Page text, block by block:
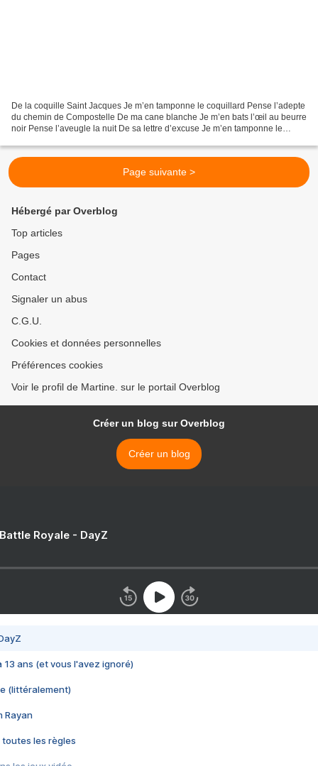
De la coquille Saint Jacques Je m’en tamponne le coquillard Pense l’adepte
du chemin de Compostelle De ma cane blanche Je m’en bats l’œil au beurre
noir Pense l’aveugle la nuit De sa lettre d’excuse Je m’en tamponne le
Page suivante >
Hébergé par Overblog
Top articles
Pages
Contact
Signaler un abus
C.G.U.
Cookies et données personnelles
Préférences cookies
Voir le profil de Martine. sur le portail Overblog
Créer un blog sur Overblog
Créer un blog
Royale - DayZ
13 ans (et vous l'avez ignoré)
(littéralement)
Rayan
toutes les règles